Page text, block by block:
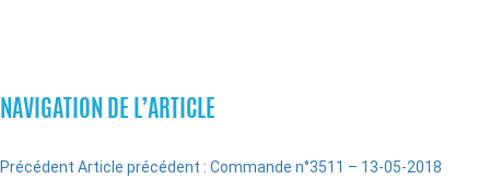
NAVIGATION DE L’ARTICLE
Précédent Article précédent : Commande n°3511 – 13-05-2018